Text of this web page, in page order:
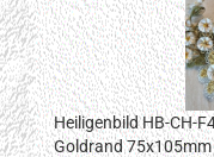
Heiligenbild HB-CH-
Goldrand 75x105mm